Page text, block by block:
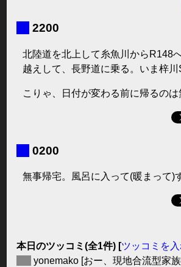
2200
北陸道を北上して糸魚川からR148
越えして、長野道に乗る。いま梓川
こりゃ、日付が変わる前に帰るのは
0200
無事帰宅。風呂に入って(暖まって)
本日のツッコミ(全1件) [ツッコミを
yonemako [おー、現地合流型家